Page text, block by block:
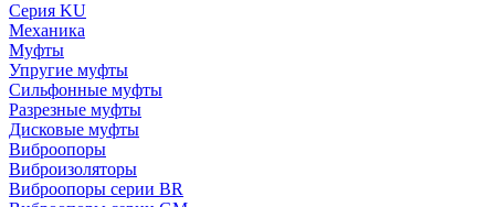
Серия KU
Механика
Муфты
Упругие муфты
Сильфонные муфты
Разрезные муфты
Дисковые муфты
Виброопоры
Виброизоляторы
Виброопоры серии BR